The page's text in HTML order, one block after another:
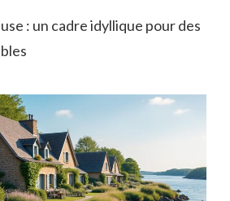
: un cadre idyllique pour des